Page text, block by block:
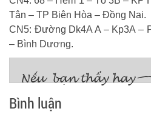
Tân – TP Biên Hòa – Đồng Nai.
CN5: Đường Dk4A A – Kp3A –
– Bình Dương.
Bình luận